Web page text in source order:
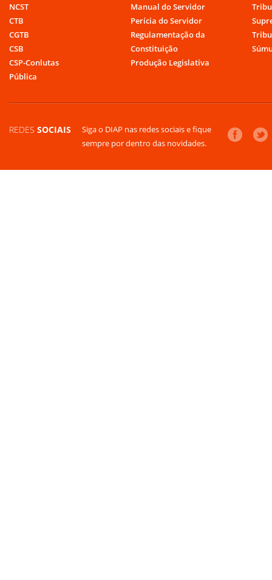
NCST
CTB
CGTB
CSB
CSP-Conlutas
Pública
Manual do Servidor
Perícia do Servidor
Regulamentação da
Constituição
Produção Legislativa
REDES SOCIAIS
Siga o DIAP nas redes sociais e fique
sempre por dentro das novidades.